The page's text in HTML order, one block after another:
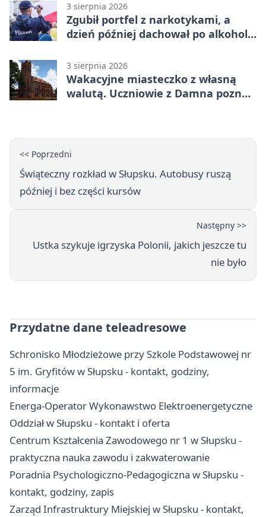
3 sierpnia 2026
Zgubił portfel z narkotykami, a
dzień później dachował po alkoholu
3 sierpnia 2026
Wakacyjne miasteczko z własną
walutą. Uczniowie z Damna poznali
<< Poprzedni
Świąteczny rozkład w Słupsku. Autobusy ruszą
później i bez części kursów
Następny >>
Ustka szykuje igrzyska Polonii, jakich jeszcze tu
nie było
Przydatne dane teleadresowe
Schronisko Młodzieżowe przy Szkole Podstawowej nr
5 im. Gryfitów w Słupsku - kontakt, godziny,
informacje
Energa-Operator Wykonawstwo Elektroenergetyczne
Oddział w Słupsku - kontakt i oferta
Centrum Kształcenia Zawodowego nr 1 w Słupsku -
praktyczna nauka zawodu i zakwaterowanie
Poradnia Psychologiczno-Pedagogiczna w Słupsku -
kontakt, godziny, zapis
Zarząd Infrastruktury Miejskiej w Słupsku - kontakt,